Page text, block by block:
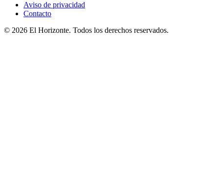
Aviso de privacidad
Contacto
© 2026 El Horizonte. Todos los derechos reservados.